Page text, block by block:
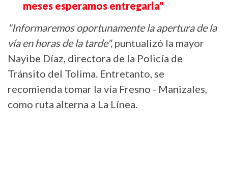
meses esperamos entregarla"
"Informaremos oportunamente la apertura de la
vía en horas de la tarde", puntualizó la mayor
Nayibe Díaz, directora de la Policía de
Tránsito del Tolima. Entretanto, se
recomienda tomar la vía Fresno - Manizales,
como ruta alterna a La Línea.